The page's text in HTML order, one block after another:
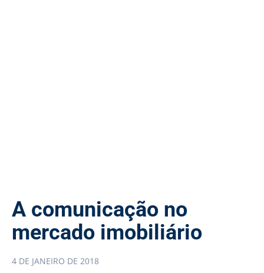
A comunicação no
mercado imobiliário
4 DE JANEIRO DE 2018